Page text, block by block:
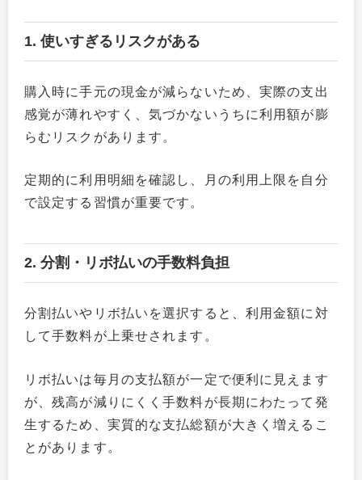
1. 使いすぎるリスクがある
購入時に手元の現金が減らないため、実際の支出
感覚が薄れやすく、気づかないうちに利用額が膨
らむリスクがあります。
定期的に利用明細を確認し、月の利用上限を自分
で設定する習慣が重要です。
2. 分割・リボ払いの手数料負担
分割払いやリボ払いを選択すると、利用金額に対
して手数料が上乗せされます。
リボ払いは毎月の支払額が一定で便利に見えます
が、残高が減りにくく手数料が長期にわたって発
生するため、実質的な支払総額が大きく増えるこ
とがあります。